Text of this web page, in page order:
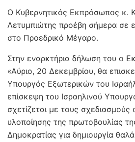
Ο Κυβερνητικός Εκπρόσωπος κ.
Λετυμπιώτης προέβη σήμερα
στο Προεδρικό Μέγαρο.
Στην εναρκτήρια δήλωση του ο
«Αύριο, 20 Δεκεμβρίου, θα
Υπουργός Εξωτερικών του
επίσκεψη του Ισραηλινού
σχετίζεται με τους σχεδιασμούς
υλοποίησης της πρωτοβουλίας
Δημοκρατίας για δημιουργία